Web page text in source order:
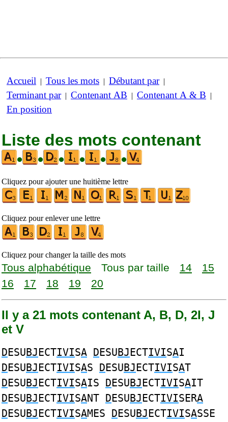
Accueil | Tous les mots | Débutant par|
Terminant par| Contenant AB | Contenant A & B |
En position
Liste des mots contenant
•
• • • • •
Cliquez pour ajouter une huitième lettre
Cliquez pour enlever une lettre
Cliquez pour changer la taille des mots
Tous alphabétique Tous par taille 14
15
16
17 18 19 20
Il y a 21 mots contenant A, B, D, 2I, J
et V
DESUBJECTIVISA DESUBJECTIVISAI
DESUBJECTIVISAS DESUBJECTIVISAT
DESUBJECTIVISAIS DESUBJECTIVISAIT
DESUBJECTIVISANT DESUBJECTIVISERA
DESUBJECTIVISAMES DESUBJECTIVISASSE